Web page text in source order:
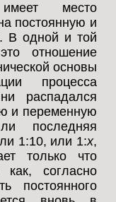
место
постоянную и
В одной и той
отношение
основы
процесса
распадался
и переменную
последняя
1:10, или 1:x,
только что
как, согласно
постоянного